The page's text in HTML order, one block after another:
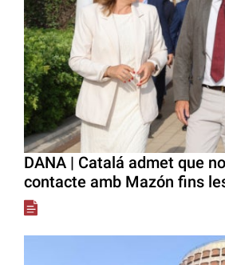
DANA | Catalá admet que
contacte amb Mazón fins